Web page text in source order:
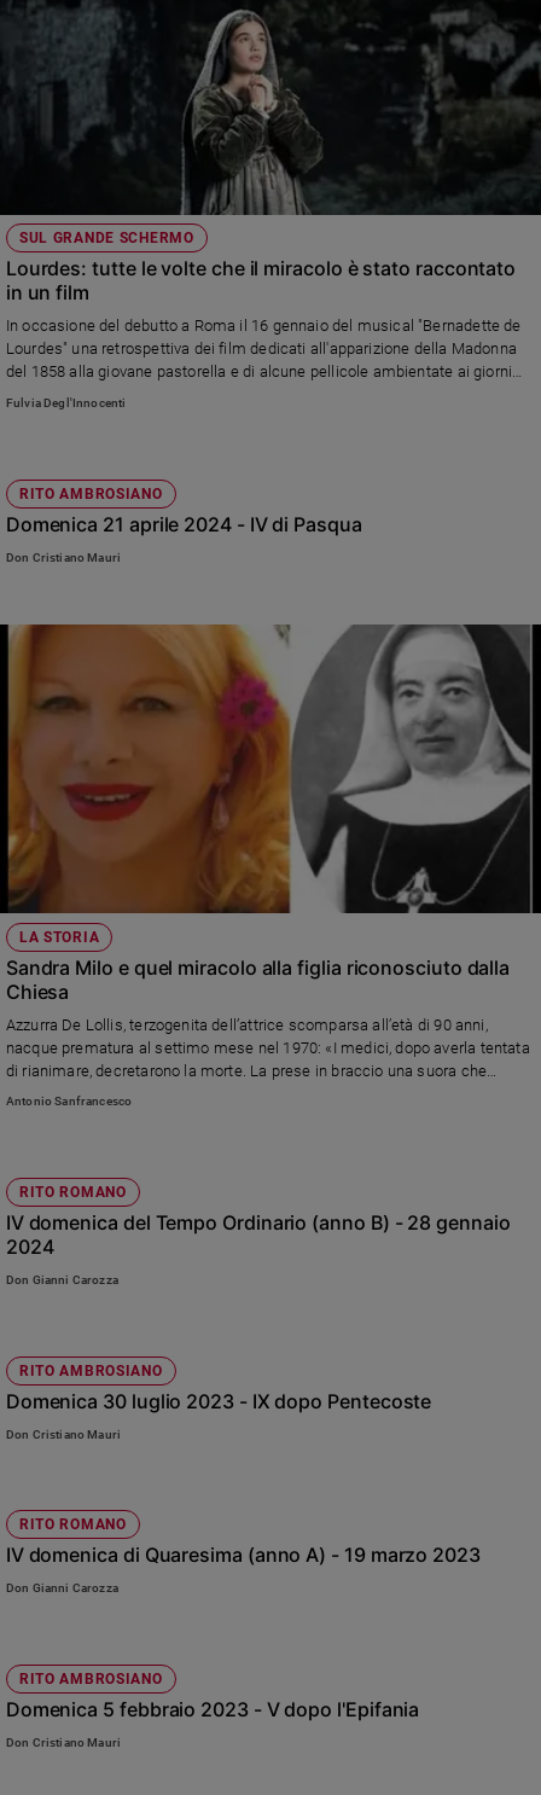
inclusione
2026
Cinema,
streaming
Libri
Musica
Famiglia
ed
educazione
Genitori
Scuola
Adolescenza
Vai
Riflessioni
Foto
Podcast
Privacy
Policy
siamo
Contatti
Registrati
Social
SUL GRANDE SCHERMO
Lourdes: tutte le volte che il miracolo è stato raccontato
in un film
In occasione del debutto a Roma il 16 gennaio del musical "Bernadette de
Lourdes" una retrospettiva dei film dedicati all'apparizione della Madonna
del 1858 alla giovane pastorella e di alcune pellicole ambientate ai giorni
nostri nella località dei Pirenei meta di pellegrinaggi
Fulvia Degl'Innocenti
RITO AMBROSIANO
Domenica 21 aprile 2024 - IV di Pasqua
Don Cristiano Mauri
LA STORIA
Sandra Milo e quel miracolo alla figlia riconosciuto dalla
Chiesa
Azzurra De Lollis, terzogenita dell’attrice scomparsa all’età di 90 anni,
nacque prematura al settimo mese nel 1970: «I medici, dopo averla tentata
di rianimare, decretarono la morte. La prese in braccio una suora che
invocò la sua fondatrice, suor Maria Pia Mastena, e dopo mezz’ora sentì un
Antonio Sanfrancesco
RITO ROMANO
IV domenica del Tempo Ordinario (anno B) - 28 gennaio
2024
Don Gianni Carozza
RITO AMBROSIANO
Domenica 30 luglio 2023 - IX dopo Pentecoste
Don Cristiano Mauri
RITO ROMANO
IV domenica di Quaresima (anno A) - 19 marzo 2023
Don Gianni Carozza
RITO AMBROSIANO
Domenica 5 febbraio 2023 - V dopo l'Epifania
Don Cristiano Mauri